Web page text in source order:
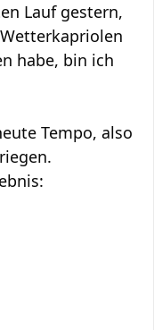
Lauf gestern,
habe, bin ich
Tempo, also